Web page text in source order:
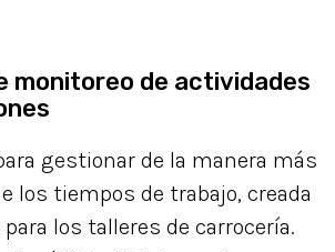
monitoreo de actividades
gestionar de la manera más
los tiempos de trabajo, creada
los talleres de carrocería.